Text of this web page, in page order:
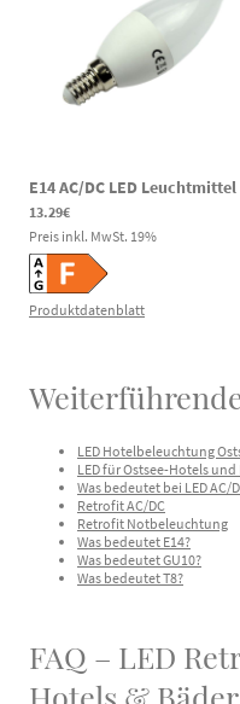
13.29€
Preis inkl. MwSt. 19%
Produktdatenblatt
LED Hotelbeleuchtung
LED für Ostsee-Hotels
Was bedeutet bei LED AC/
Retrofit AC/DC
Retrofit Notbeleuchtung
Was bedeutet E14?
Was bedeutet GU10?
Was bedeutet T8?
FAQ – LED